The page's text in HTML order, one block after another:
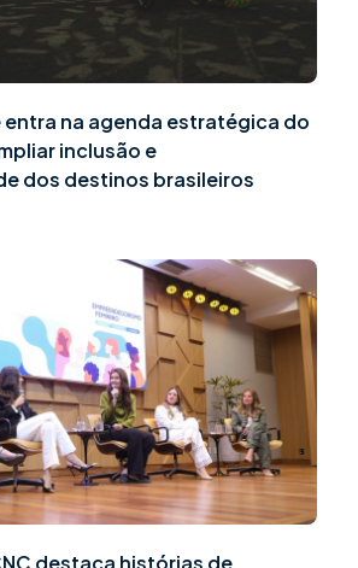
na agenda estratégica do
inclusão e
dos destinos brasileiros
destaca histórias de